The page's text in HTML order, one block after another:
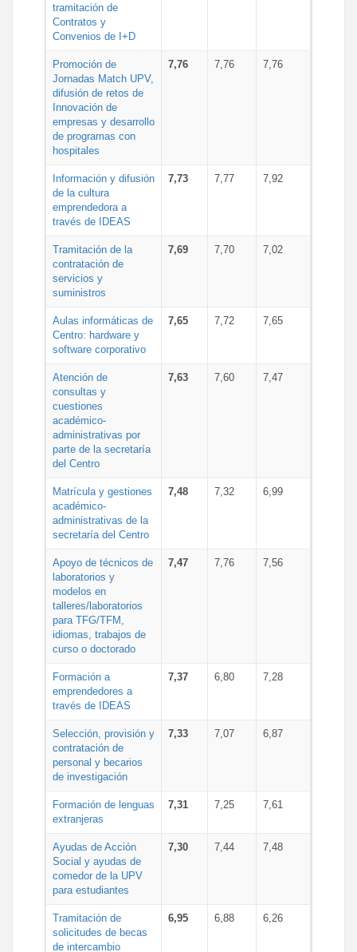
tramitación de
Contratos y
Convenios de I+D
Promoción de
Jornadas Match UPV,
difusión de retos de
Innovación de
empresas y desarrollo
de programas con
hospitales
7,76 7,76 7,76
Información y difusión
de la cultura
emprendedora a
través de IDEAS
7,73 7,77 7,92
Tramitación de la
contratación de
servicios y
suministros
7,69 7,70 7,02
Aulas informáticas de
Centro: hardware y
software corporativo
7,65 7,72 7,65
Atención de
consultas y
cuestiones
académico-
administrativas por
parte de la secretaría
del Centro
7,63 7,60 7,47
Matrícula y gestiones
académico-
administrativas de la
secretaría del Centro
7,48 7,32 6,99
Apoyo de técnicos de
laboratorios y
modelos en
talleres/laboratorios
para TFG/TFM,
idiomas, trabajos de
curso o doctorado
7,47 7,76 7,56
Formación a
emprendedores a
través de IDEAS
7,37 6,80 7,28
Selección, provisión y
contratación de
personal y becarios
de investigación
7,33 7,07 6,87
Formación de lenguas
extranjeras
7,31 7,25 7,61
Ayudas de Acción
Social y ayudas de
comedor de la UPV
para estudiantes
7,30 7,44 7,48
Tramitación de
solicitudes de becas
de intercambio
6,95 6,88 6,26